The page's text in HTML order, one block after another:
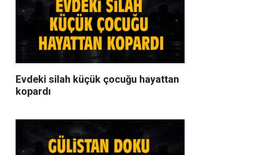
Evdeki silah küçük çocuğu hayattan
kopardı